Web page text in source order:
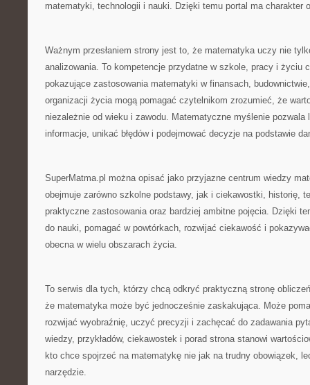
matematyki, technologii i nauki. Dzięki temu portal ma charakter
Ważnym przesłaniem strony jest to, że matematyka uczy nie
analizowania. To kompetencje przydatne w szkole, pracy i życiu
pokazujące zastosowania matematyki w finansach,
organizacji życia mogą pomagać czytelnikom zrozumieć, że
niezależnie od wieku i zawodu. Matematyczne myślenie pozwala
informacje, unikać błędów i podejmować decyzje na podstawie
SuperMatma.pl można opisać jako przyjazne centrum wiedzy
obejmuje zarówno szkolne podstawy, jak i ciekawostki, historię,
praktyczne zastosowania oraz bardziej ambitne pojęcia. Dzięki
do nauki, pomagać w powtórkach, rozwijać ciekawość i
obecna w wielu obszarach życia.
To serwis dla tych, którzy chcą odkryć praktyczną stronę
że matematyka może być jednocześnie zaskakująca. Może
rozwijać wyobraźnię, uczyć precyzji i zachęcać do zadawania
wiedzy, przykładów, ciekawostek i porad strona stanowi
kto chce spojrzeć na matematykę nie jak na trudny obowiązek,
narzędzie.